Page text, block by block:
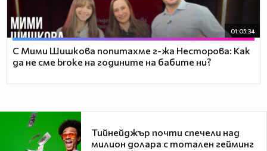
01:05:34
С Мими Шишкова попитахме г-жа Несторова: Как
да не сме broke на годините на бабите ни?
Тийнейджър почти спечели над
милион долара с тотален гейминг